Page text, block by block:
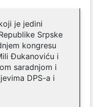
je jedini
Srpske
kongresu
Đukanoviću i
saradnjom i
DPS-a i